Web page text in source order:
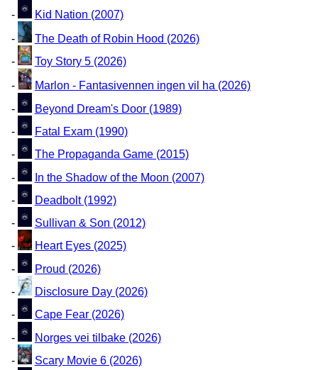
-
Kid Nation (2007)
-
The Death of Robin Hood (2026)
-
Toy Story 5 (2026)
-
Marlon - Fantasivennen ingen vil ha (2026)
-
Beyond Dream's Door (1989)
-
Fatal Exam (1990)
-
The Propaganda Game (2015)
-
In the Shadow of the Moon (2007)
-
Deadbolt (1992)
-
Sullivan & Son (2012)
-
Heart Eyes (2025)
-
Proud (2026)
-
Disclosure Day (2026)
-
Cape Fear (2026)
-
Norges vei tilbake (2026)
-
Scary Movie 6 (2026)